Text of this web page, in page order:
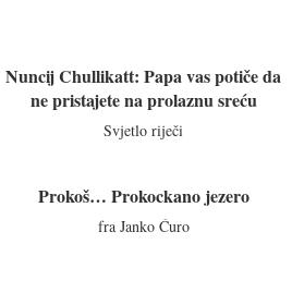
Nuncij Chullikatt: Papa vas potiče da
ne pristajete na prolaznu sreću
Svjetlo riječi
Prokoš… Prokockano jezero
fra Janko Ćuro